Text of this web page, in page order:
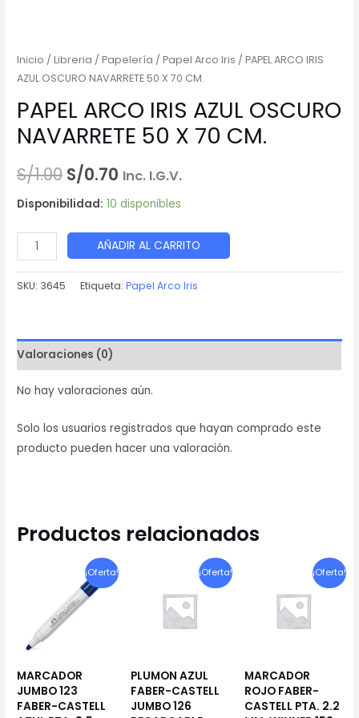
Inicio /Libreria /Papelería /Papel Arco Iris / PAPEL ARCO IRIS
AZUL OSCURO NAVARRETE 50 X 70 CM.
PAPEL ARCO IRIS AZUL OSCURO
NAVARRETE 50 X 70 CM.
S/1.00 El
precio
original
era:
S/1.00.
S/0.70 El
precio
actual
es:
S/0.70.
Inc. I.G.V.
Disponibilidad: 10 disponibles
PAPEL
ARCO
IRIS
NAVARRETE
50
CM.
cantidad
AÑADIR AL CARRITO
SKU: 3645 Etiqueta:Papel Arco Iris
Valoraciones (0)
No hay valoraciones aún.
Solo los usuarios registrados que hayan comprado este
producto pueden hacer una valoración.
Productos relacionados
¡Oferta!
MARCADOR
JUMBO 123
FABER-CASTELL
¡Oferta!
PLUMON AZUL
FABER-CASTELL
JUMBO 126
¡Oferta!
MARCADOR
ROJO FABER-
CASTELL PTA. 2.2